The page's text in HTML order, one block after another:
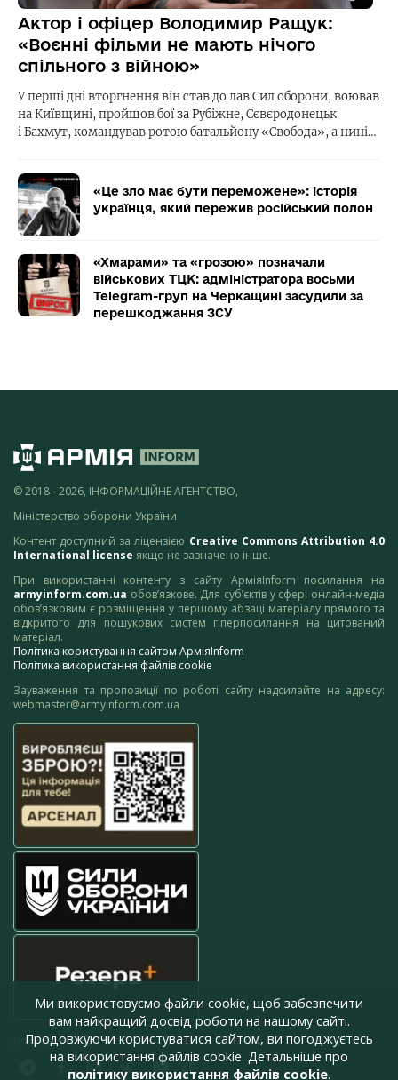
Актор і офіцер Володимир Ращук:
«Воєнні фільми не мають нічого
спільного з війною»
У перші дні вторгнення він став до лав Сил оборони, воював
на Київщині, пройшов бої за Рубіжне, Сєвєродонецьк
і Бахмут, командував ротою батальйону «Свобода», а нині…
«Це зло має бути переможене»: історія
українця, який пережив російський полон
«Хмарами» та «грозою» позначали
військових ТЦК: адміністратора восьми
Telegram-груп на Черкащині засудили за
перешкоджання ЗСУ
© 2018 - 2026, ІНФОРМАЦІЙНЕ АГЕНТСТВО,
Міністерство оборони України
Контент доступний за ліцензією Creative Commons Attribution 4.0
International license якщо не зазначено інше.
При використанні контенту з сайту АрміяInform посилання на
armyinform.com.ua обов’язкове. Для суб’єктів у сфері онлайн-медіа
обов’язковим є розміщення у першому абзаці матеріалу прямого та
відкритого для пошукових систем гіперпосилання на цитований
матеріал.
Політика користування сайтом АрміяInform
Політика використання файлів cookie
Зауваження та пропозиції по роботі сайту надсилайте на адресу:
webmaster@armyinform.com.ua
press@armyinform.com.ua
Ми використовуємо файли cookie, щоб забезпечити
вам найкращий досвід роботи на нашому сайті.
Продовжуючи користуватися сайтом, ви погоджуєтесь
на використання файлів cookie. Детальніше про
політику використання файлів cookie.